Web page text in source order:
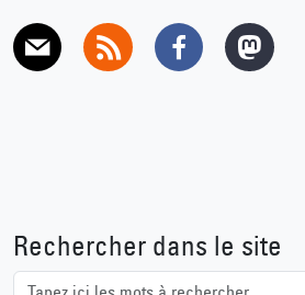
Rechercher dans le site